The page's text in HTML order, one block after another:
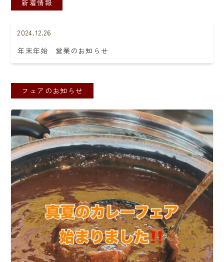
新着情報
2024.12.26
年末年始 営業のお知らせ
フェアのお知らせ